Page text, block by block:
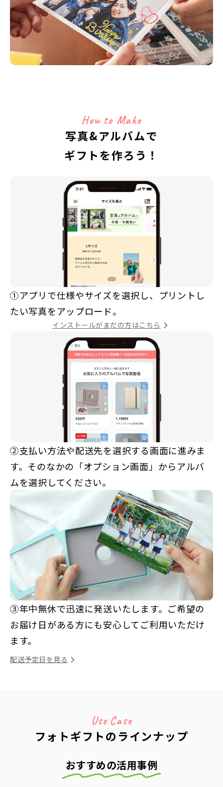
How to Make
写真&アルバムで
ギフトを作ろう！
①アプリで仕様やサイズを選択し、プリントし
たい写真をアップロード。
インストールがまだの方はこちら
②支払い方法や配送先を選択する画面に進みま
す。そのなかの「オプション画面」からアルバ
ムを選択してください。
③年中無休で迅速に発送いたします。ご希望の
お届け日がある方にも安心してご利用いただけ
ます。
配送予定日を見る
Use Case
フォトギフトのラインナップ
おすすめの活用事例